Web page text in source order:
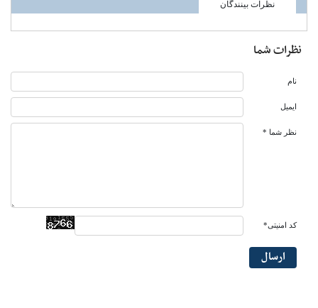
نظرات بینندگان
نظرات شما
نام
ایمیل
نظر شما *
کد امنیتی*
ارسال